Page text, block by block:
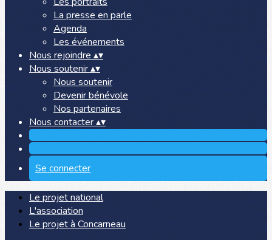
La presse en parle
Agenda
Les événements
Nous rejoindre ▴▾
Nous soutenir▴▾
Nous soutenir
Devenir bénévole
Nos partenaires
Nous contacter▴▾
Se connecter
Le projet national
L'association
Le projet à Concarneau